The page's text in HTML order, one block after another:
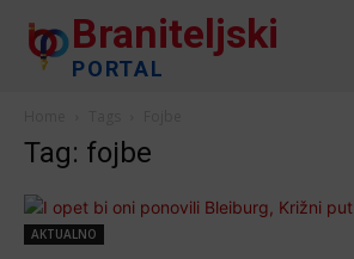
Braniteljski
PORTAL
Tag: fojbe
AKTUALNO